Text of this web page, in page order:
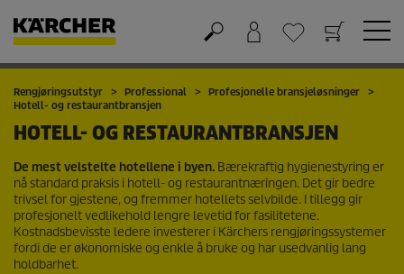
Handlekurv
Ønskeliste
Rengjøringsutstyr Professional
Profesjonelle bransjeløsninger
Hotell- og restaurantbransjen
HOTELL- OG RESTAURANTBRANSJEN
De mest velstelte hotellene i byen. Bærekraftig hygienestyring er
nå standard praksis i hotell- og restaurantnæringen. Det gir bedre
trivsel for gjestene, og fremmer hotellets selvbilde. I tillegg gir
profesjonelt vedlikehold lengre levetid for fasilitetene.
Kostnadsbevisste ledere investerer i Kärchers rengjøringssystemer
fordi de er økonomiske og enkle å bruke og har usedvanlig lang
holdbarhet.